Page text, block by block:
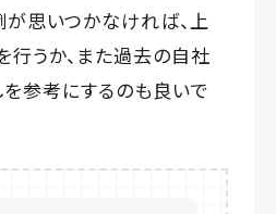
が思いつかなければ、上
行うか、また過去の自社
参考にするのも良いで